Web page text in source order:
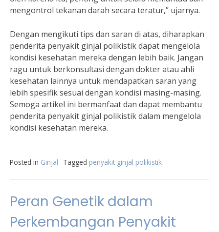
mengontrol tekanan darah secara teratur,” ujarnya.
Dengan mengikuti tips dan saran di atas, diharapkan
penderita penyakit ginjal polikistik dapat mengelola
kondisi kesehatan mereka dengan lebih baik. Jangan
ragu untuk berkonsultasi dengan dokter atau ahli
kesehatan lainnya untuk mendapatkan saran yang
lebih spesifik sesuai dengan kondisi masing-masing.
Semoga artikel ini bermanfaat dan dapat membantu
penderita penyakit ginjal polikistik dalam mengelola
kondisi kesehatan mereka.
Posted in Ginjal Tagged penyakit ginjal polikistik
Peran Genetik dalam
Perkembangan Penyakit